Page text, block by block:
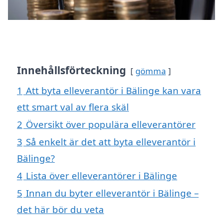
Innehållsförteckning gömma
1 Att byta elleverantör i Bälinge kan vara
ett smart val av flera skäl
2 Översikt över populära elleverantörer
3 Så enkelt är det att byta elleverantör i
Bälinge?
4 Lista över elleverantörer i Bälinge
5 Innan du byter elleverantör i Bälinge –
det här bör du veta